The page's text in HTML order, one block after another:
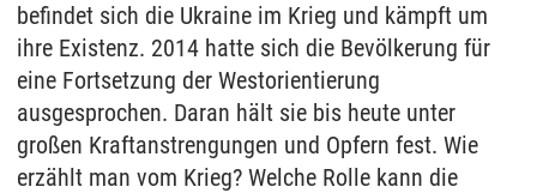
befindet sich die Ukraine im Krieg und kämpft um
ihre Existenz. 2014 hatte sich die Bevölkerung für
eine Fortsetzung der Westorientierung
ausgesprochen. Daran hält sie bis heute unter
großen Kraftanstrengungen und Opfern fest. Wie
erzählt man vom Krieg? Welche Rolle kann die